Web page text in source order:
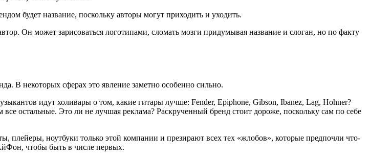
будет название, поскольку авторы могут приходить и уходить.
Он может зарисоваться логотипами, сломать мозги придумывая название и слоган, но по факту
В некоторых сферах это явление заметно особенно сильно.
идут холивары о том, какие гитары лучше: Fender, Epiphone, Gibson, Ibanez, Lag, Hohner?
остальные. Это ли не лучшая реклама? Раскрученный бренд стоит дороже, поскольку сам по себе
ноутбуки только этой компании и презирают всех тех «жлобов», которые предпочли что-
чтобы быть в числе первых.